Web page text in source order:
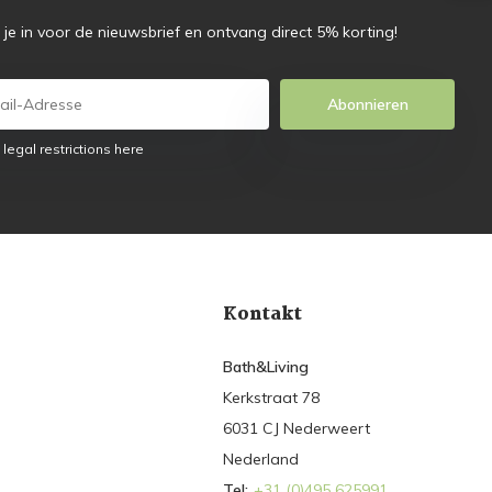
je in voor de nieuwsbrief en ontvang direct 5% korting!
Abonnieren
legal restrictions here
Kontakt
Bath&Living
Kerkstraat 78
6031 CJ Nederweert
Nederland